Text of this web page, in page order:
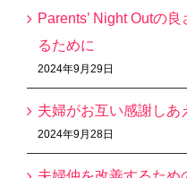
Parents’ Night Outの
るために
2024年9月29日
夫婦がお互い感謝しあ
2024年9月28日